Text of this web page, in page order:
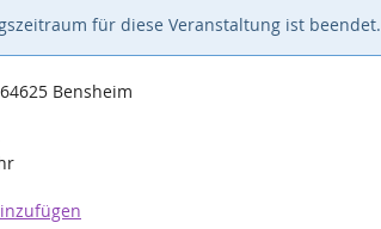
für diese Veranstaltung ist beendet.
Bensheim